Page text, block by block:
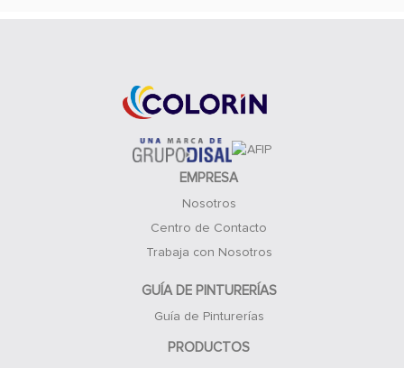
EMPRESA
Nosotros
Centro de Contacto
Trabaja con Nosotros
GUÍA DE PINTURERÍAS
Guía de Pinturerías
PRODUCTOS